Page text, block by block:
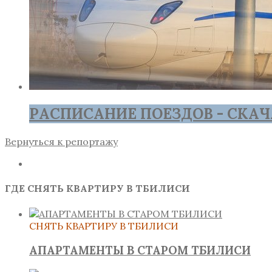
РАСПИСАНИЕ ПОЕЗДОВ -
Вернуться к репортажу
ГДЕ СНЯТЬ КВАРТИРУ В ТБИЛИСИ
СНЯТЬ КВАРТИРУ В ТБИЛИСИ
АПАРТАМЕНТЫ В СТАРОМ ТБИЛИСИ